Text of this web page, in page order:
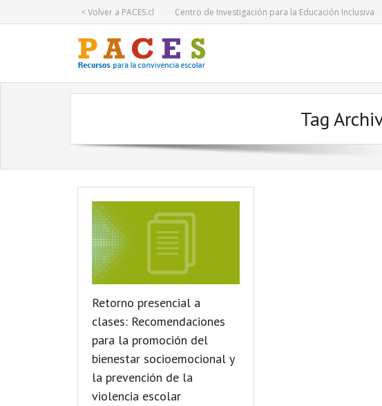
< Volver a PACES.cl Centro de Investigación para la Educación Inclusiva
Tag
Retorno presencial a
clases: Recomendaciones
para la promoción del
bienestar socioemocional y
la prevención de la
violencia escolar